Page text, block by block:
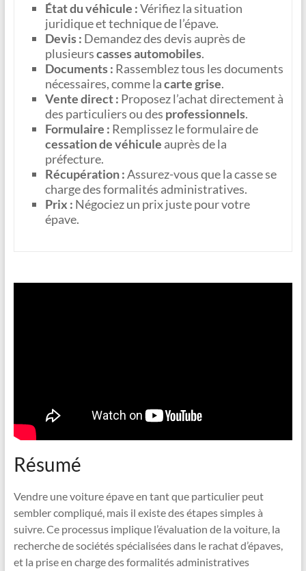
État du véhicule :Vérifiez la situation
juridique et technique de l’épave.
Devis : Demandez des devis auprès de
plusieurscasses automobiles.
Documents : Rassemblez tous les documents
nécessaires, comme lacarte grise.
Vente direct : Proposez l’achat directement à
des particuliers ou des professionnels.
Formulaire : Remplissez le formulaire de
cessation de véhicule auprès de la
préfecture.
Récupération :Assurez-vous que la casse se
charge des formalités administratives.
Prix : Négociez un prix juste pour votre
épave.
Résumé
Vendre une voiture épave en tant que particulier peut
sembler compliqué, mais il existe des étapes simples à
suivre. Ce processus implique l’évaluation de la voiture, la
recherche de sociétés spécialisées dans le rachat d’épaves,
et la prise en charge des formalités administratives